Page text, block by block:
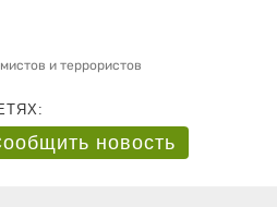
и террористов
новость